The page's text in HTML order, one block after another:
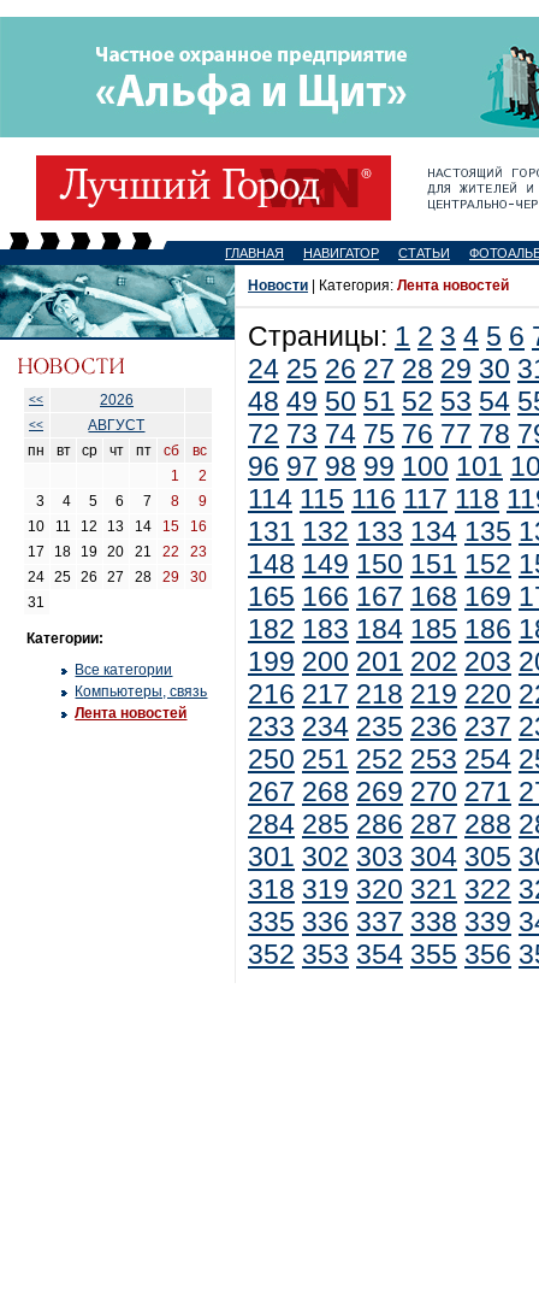
ГЛАВНАЯ НАВИГАТОР СТАТЬИ
<< 2026
<<
АВГУСТ
пн
вт ср чт пт сб
вс
1
2
3
4 5 6 7 8
9
10
11 12 13 14 15
16
17
18 19 20 21 22
23
24
25 26 27 28 29
30
31
Категории:
Все категории
Компьютеры, связь
Лента новостей
Новости | Категория: Лента новостей
Страницы: 1 2 3 4 5 6
24 25 26 27 28 29 30
48 49 50 51 52 53 54
72 73 74 75 76 77 78
96 97 98 99 100 101
114 115 116 117 118
131 132 133 134 135
148 149 150 151 152
165 166 167 168 169
182 183 184 185 186
199 200 201 202 203
216 217 218 219 220
233 234 235 236 237
250 251 252 253 254
267 268 269 270 271
284 285 286 287 288
301 302 303 304 305
318 319 320 321 322
335 336 337 338 339
352 353 354 355 356